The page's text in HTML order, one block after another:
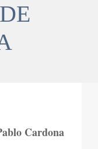
Cardona